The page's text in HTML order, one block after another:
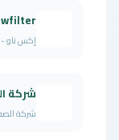
إكس ناو -
شركة
شركة